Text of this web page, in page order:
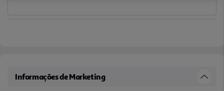
Informações de Marketing